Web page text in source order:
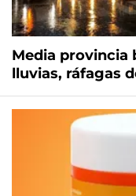
Media provincia
lluvias, ráfagas